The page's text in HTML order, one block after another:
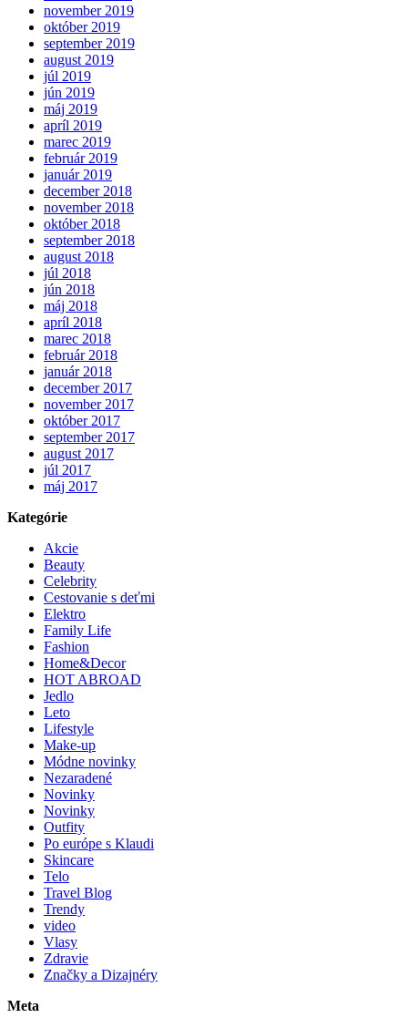
november 2019
október 2019
september 2019
august 2019
júl 2019
jún 2019
máj 2019
apríl 2019
marec 2019
február 2019
január 2019
december 2018
november 2018
október 2018
september 2018
august 2018
júl 2018
jún 2018
máj 2018
apríl 2018
marec 2018
február 2018
január 2018
december 2017
november 2017
október 2017
september 2017
august 2017
júl 2017
máj 2017
Kategórie
Akcie
Beauty
Celebrity
Cestovanie s deťmi
Elektro
Family Life
Fashion
Home&Decor
HOT ABROAD
Jedlo
Leto
Lifestyle
Make-up
Módne novinky
Nezaradené
Novinky
Novinky
Outfity
Po európe s Klaudi
Skincare
Telo
Travel Blog
Trendy
video
Vlasy
Zdravie
Značky a Dizajnéry
Meta